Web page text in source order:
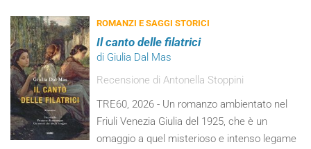
ROMANZI E SAGGI STORICI
Il canto delle filatrici
di Giulia Dal Mas
Recensione di Antonella Stoppini
TRE60, 2026 - Un romanzo ambientato nel
Friuli Venezia Giulia del 1925, che è un
omaggio a quel misterioso e intenso legame